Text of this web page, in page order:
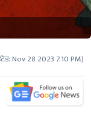
Nov 28 2023 7:10 PM)